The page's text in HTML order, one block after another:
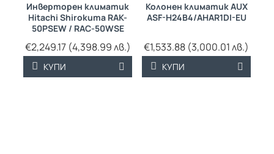
Инверторен климатик
Hitachi Shirokuma RAK-
50PSEW / RAC-50WSE
€2,249.17 (4,398.99 лв.)
КУПИ
Колонен климатик AUX
ASF-H24B4/AHAR1DI-EU
€1,533.88 (3,000.01 лв.)
КУПИ